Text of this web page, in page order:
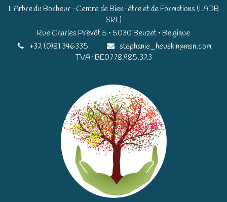
L'Arbre du Bonheur -Centre de Bien-être et de Formations (LADB
SRL)
Rue Charles Prévôt 5 • 5030 Beuzet • Belgique​​
+32 (0)81 346335
stephanie_heuskin@msn.com
TVA : BE0778.985.323